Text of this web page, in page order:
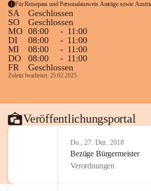
Für Reisepass und Personalausweis Anträge sowie
SA
Geschlossen
SO
Geschlossen
MO 08:00 - 11:00
DI
08:00 - 11:00
MI
08:00 - 11:00
DO
08:00 - 11:00
FR
Geschlossen
Zuletzt bearbeitet: 25.02.2025
Veröffentlichungsportal
Do., 27. Dez. 2018
Bezüge Bürgermeister
Verordnungen